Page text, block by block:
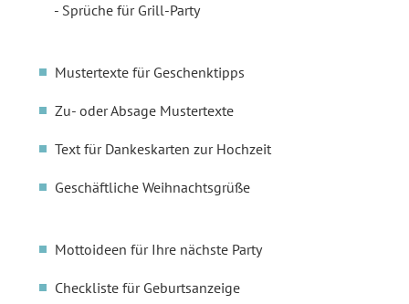
Sprüche für Grill-Party
Mustertexte für Geschenktipps
Zu- oder Absage Mustertexte
Text für Dankeskarten zur Hochzeit
Geschäftliche Weihnachtsgrüße
Mottoideen für Ihre nächste Party
Checkliste für Geburtsanzeige